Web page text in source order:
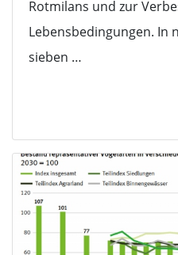
Rotmilans und zur
Lebensbedingungen. In
sieben …